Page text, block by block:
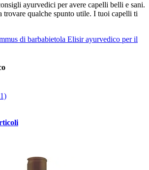
ayurvedici per avere capelli belli e sani.
trovare qualche spunto utile. I tuoi capelli ti
di barbabietola Elisir ayurvedico per il